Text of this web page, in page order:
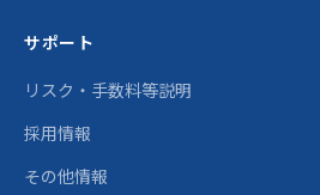
サポート
リスク・手数料等説明
採用情報
その他情報